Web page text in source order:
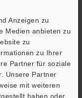
Anzeigen zu
Medien anbieten zu
zu
zu Ihrer
Partner für soziale
Unsere Partner
mit weiteren
haben oder
Support